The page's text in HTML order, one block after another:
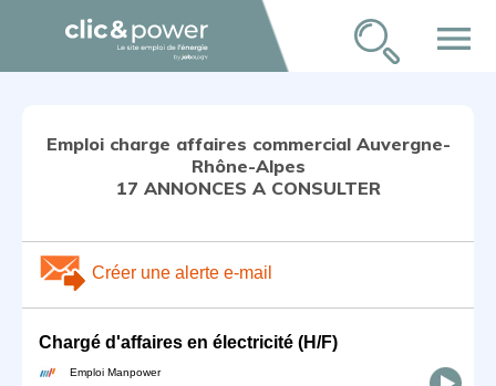
menu
Emploi charge affaires commercial Auvergne-
Rhône-Alpes
17 ANNONCES A CONSULTER
Créer une alerte e-mail
Chargé d'affaires en électricité (H/F)
Emploi Manpower